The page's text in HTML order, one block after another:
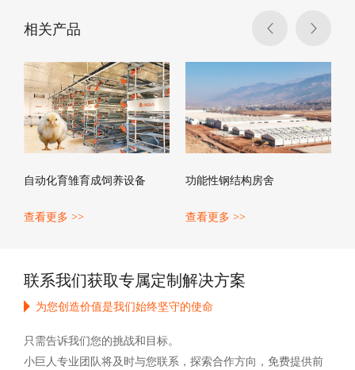
相关产品
自动化育雏育成饲养设备
查看更多 >>
功能性钢结构房舍
查看更多 >>
联系我们获取专属定制解决方案
为您创造价值是我们始终坚守的使命
只需告诉我们您的挑战和目标。
小巨人专业团队将及时与您联系，探索合作方向，免费提供前